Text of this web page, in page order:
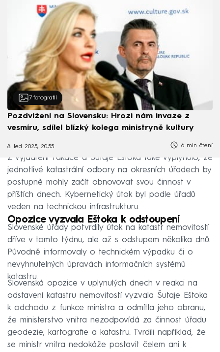
7 fotografií
Pozdvižení na Slovensku: Hrozí nám invaze z
vesmíru, sdílel blízký kolega ministryně kultury
8. led 2025, 20:55 6 min čtení
Z vyjádření Takáče a Šutaje Eštoka také vyplynulo, že
jednotlivé katastrální odbory na okresních úřadech by
postupně mohly začít obnovovat svou činnost v
příštích dnech. Kybernetický útok byl podle úřadů
veden na technickou infrastrukturu.
Opozice vyzvala Eštoka k odstoupení
Slovenské úřady potvrdily útok na katastr nemovitostí
dříve v tomto týdnu, ale až s odstupem několika dnů.
Původně informovaly o technickém výpadku či o
nevyhnutelných úpravách informačních systémů
katastru.
Slovenská opozice v uplynulých dnech v reakci na
odstavení katastru nemovitostí vyzvala Šutaje Eštoka
k odchodu z funkce ministra a odmítla jeho obranu,
že ministerstvo vnitra nezodpovídá za činnost úřadu
geodezie, kartografie a katastru. Tvrdili například, že
se ministr vnitra nedokáže postavit čelem ani k